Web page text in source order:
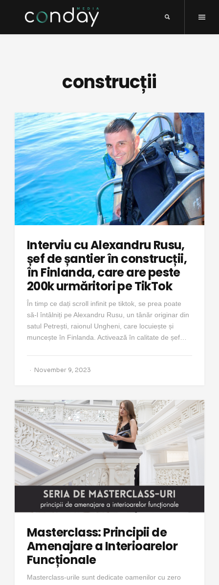
construcții
Interviu cu Alexandru Rusu,
șef de șantier în construcții,
în Finlanda, care are peste
200k urmăritori pe TikTok
În timp ce dați scroll infinit pe tiktok, se prea poate
să-l întâlniți pe Alexandru Rusu, un tânăr originar din
satul Petrești, raionul Ungheni, care locuiește și
muncește în Finlanda. Activează în calitate de șef…
November 9, 2023
Masterclass: Principii de
Amenajare a Interioarelor
Funcționale
Masterclass-urile sunt dedicate oamenilor cu zero